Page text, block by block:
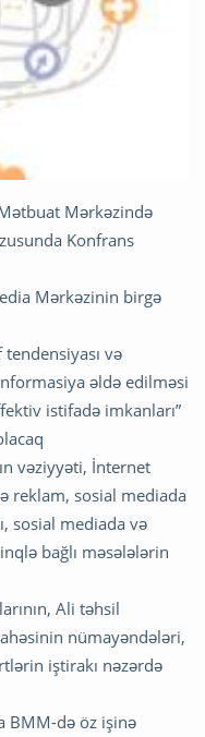
Mərkəzində
Konfrans
Mərkəzinin birgə
və
əldə edilməsi
istifadə imkanları”
vəziyyəti, İnternet
reklam, sosial mediada
sosial mediada və
bağlı məsələlərin
Ali təhsil
nümayəndələri,
iştirakı nəzərdə
BMM-də öz işinə